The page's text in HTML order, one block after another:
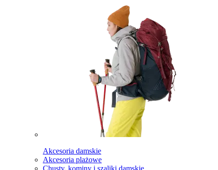
Akcesoria damskie
Akcesoria plażowe
Chusty, kominy i szaliki damskie